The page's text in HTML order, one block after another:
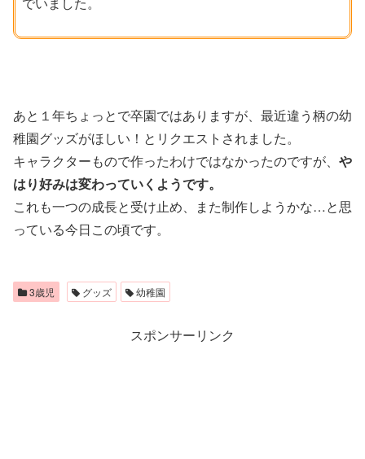
あと１年ちょっとで卒園ではありますが、最近違う柄の幼
稚園グッズがほしい！とリクエストされました。
キャラクターもので作ったわけではなかったのですが、 や
はり好みは変わっていくようです。
これも一つの成長と受け止め、また制作しようかな…と思
っている今日この頃です。
3歳児 グッズ 幼稚園
スポンサーリンク